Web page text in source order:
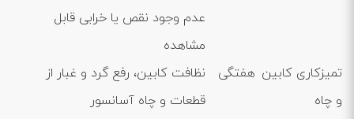
عدم وجود نقص یا خرابی قابل
مشاهده
تمیزکاری کابین
و چاه
هفتگی
نظافت کابین، رفع گرد و غبار از
قطعات و چاه آسانسور